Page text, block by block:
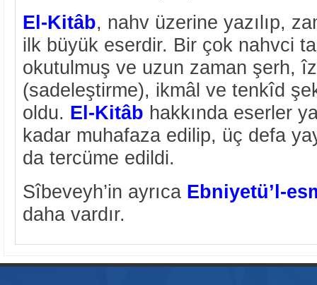
El-Kitâb, nahv üzerine yazılıp,
ilk büyük eserdir. Bir çok nahvci
okutulmuş ve uzun zaman şerh,
(sadeleştirme), ikmâl ve tenkîd
oldu. El-Kitâb hakkında eserler
kadar muhafaza edilip, üç defa
da tercüme edildi.
Sîbeveyh’in ayrıca Ebniyetü’l-
daha vardır.